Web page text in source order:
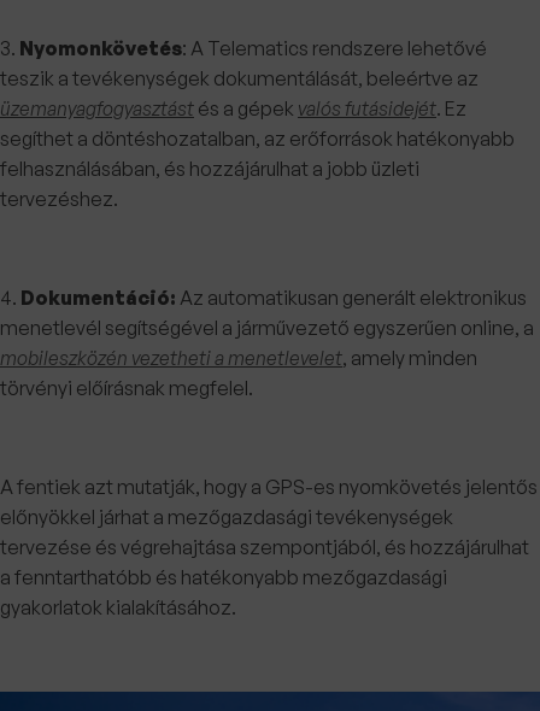
3. Nyomonkövetés: A Telematics rendszere lehetővé
teszik a tevékenységek dokumentálását, beleértve az
üzemanyagfogyasztást és a gépek valós futásidejét. Ez
segíthet a döntéshozatalban, az erőforrások hatékonyabb
felhasználásában, és hozzájárulhat a jobb üzleti
tervezéshez.
4. Dokumentáció: Az automatikusan generált elektronikus
menetlevél segítségével a járművezető egyszerűen online, a
mobileszközén vezetheti a menetlevelet, amely minden
törvényi előírásnak megfelel.
A fentiek azt mutatják, hogy a GPS-es nyomkövetés jelentős
előnyökkel járhat a mezőgazdasági tevékenységek
tervezése és végrehajtása szempontjából, és hozzájárulhat
a fenntarthatóbb és hatékonyabb mezőgazdasági
gyakorlatok kialakításához.